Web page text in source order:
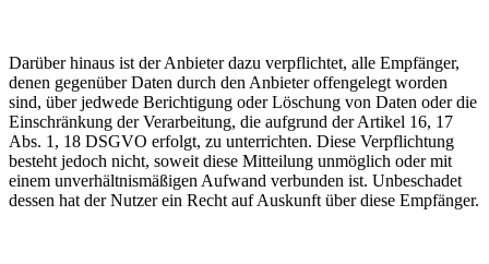
Darüber hinaus ist der Anbieter dazu verpflichtet, alle Empfänger,
denen gegenüber Daten durch den Anbieter offengelegt worden
sind, über jedwede Berichtigung oder Löschung von Daten oder die
Einschränkung der Verarbeitung, die aufgrund der Artikel 16, 17
Abs. 1, 18 DSGVO erfolgt, zu unterrichten. Diese Verpflichtung
besteht jedoch nicht, soweit diese Mitteilung unmöglich oder mit
einem unverhältnismäßigen Aufwand verbunden ist. Unbeschadet
dessen hat der Nutzer ein Recht auf Auskunft über diese Empfänger.